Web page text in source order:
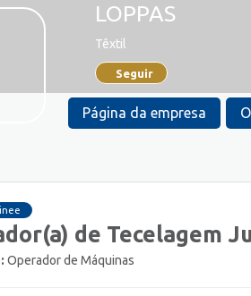
LOPPAS
Têxtil
Seguir
Página da empresa
de Tecelagem
Operador de Máquinas